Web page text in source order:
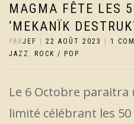
MAGMA FÊTE LES
‘MEKANÏK
PARJEF 22 AOÛT 2023 1
JAZZ , ROCK / POP
Le 6 Octobre
limité célébrant les 50